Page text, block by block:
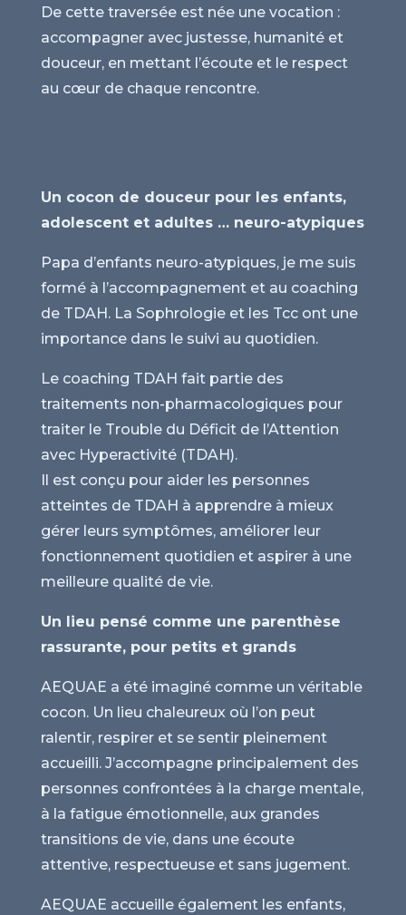
De cette traversée est née une vocation :
accompagner avec justesse, humanité et
douceur, en mettant l’écoute et le respect
au cœur de chaque rencontre.
Un cocon de douceur pour les enfants,
adolescent et adultes … neuro-atypiques
Papa d’enfants neuro-atypiques, je me suis
formé à l’accompagnement et au coaching
de TDAH. La Sophrologie et les Tcc ont une
importance dans le suivi au quotidien.
Le coaching TDAH fait partie des
traitements non-pharmacologiques pour
traiter le Trouble du Déficit de l’Attention
avec Hyperactivité (TDAH).
Il estconçu pour aider les personnes
atteintes de TDAH à apprendre à mieux
gérer leurs symptômes, améliorer leur
fonctionnement quotidien et aspirer à une
meilleure qualité de vie.
Un lieu pensé comme une parenthèse
rassurante, pour petits et grands
AEQUAE a été imaginé comme un véritable
cocon. Un lieu chaleureux où l’on peut
ralentir, respirer et se sentir pleinement
accueilli. J’accompagne principalement des
personnes confrontées à la charge mentale,
à la fatigue émotionnelle, aux grandes
transitions de vie, dans une écoute
attentive, respectueuse et sans jugement.
AEQUAE accueille également les enfants,